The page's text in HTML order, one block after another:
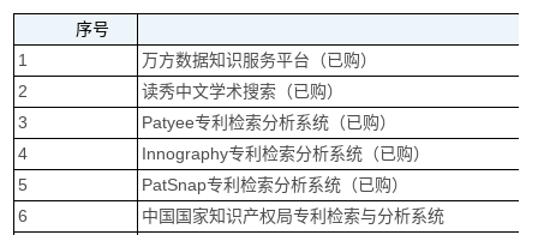
序号
1
万方数据知识服务平台（已购）
2
读秀中文学术搜索（已购）
3
Patyee专利检索分析系统（已购）
4
Innography专利检索分析系统（已购）
5
PatSnap专利检索分析系统（已购）
6
中国国家知识产权局专利检索与分析系统